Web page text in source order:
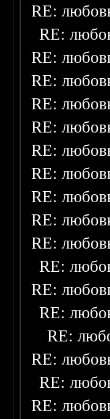
RE:
RE:
RE:
RE:
RE:
RE:
RE:
RE:
RE:
RE:
RE:
RE:
RE:
RE:
RE:
RE:
RE:
RE: